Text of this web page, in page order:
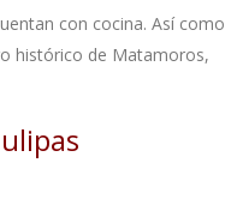
con cocina. Así como
histórico de Matamoros,